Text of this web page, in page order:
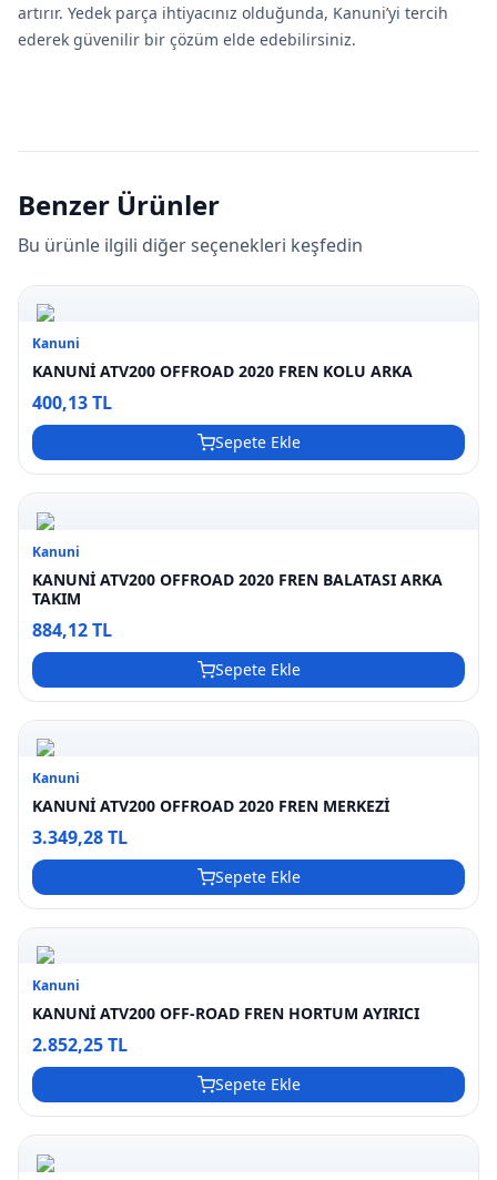
artırır. Yedek parça ihtiyacınız olduğunda, Kanuni’yi tercih
ederek güvenilir bir çözüm elde edebilirsiniz.
Benzer Ürünler
Bu ürünle ilgili diğer seçenekleri keşfedin
Kanuni
KANUNİ ATV200 OFFROAD 2020 FREN KOLU ARKA
400,13 TL
Sepete Ekle
Kanuni
KANUNİ ATV200 OFFROAD 2020 FREN BALATASI ARKA
TAKIM
884,12 TL
Sepete Ekle
Kanuni
KANUNİ ATV200 OFFROAD 2020 FREN MERKEZİ
3.349,28 TL
Sepete Ekle
Kanuni
KANUNİ ATV200 OFF-ROAD FREN HORTUM AYIRICI
2.852,25 TL
Sepete Ekle